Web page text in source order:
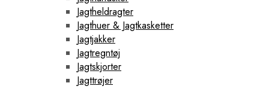
Jagtheldragter
Jagthuer & Jagtkasketter
Jagtjakker
Jagtregntøj
Jagtskjorter
Jagttrøjer